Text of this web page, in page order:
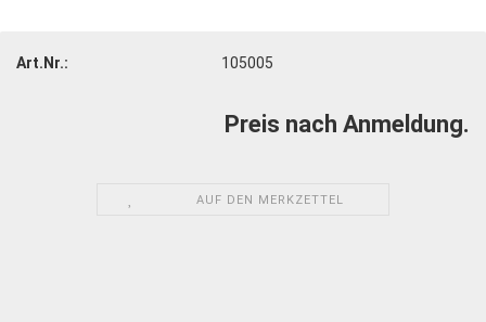
Art.Nr.: 105005
Preis nach Anmeldung.
AUF DEN MERKZETTEL